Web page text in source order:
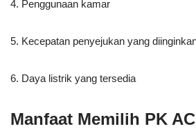
4. Penggunaan kamar
5. Kecepatan penyejukan yang
6. Daya listrik yang tersedia
Manfaat Memilih PK